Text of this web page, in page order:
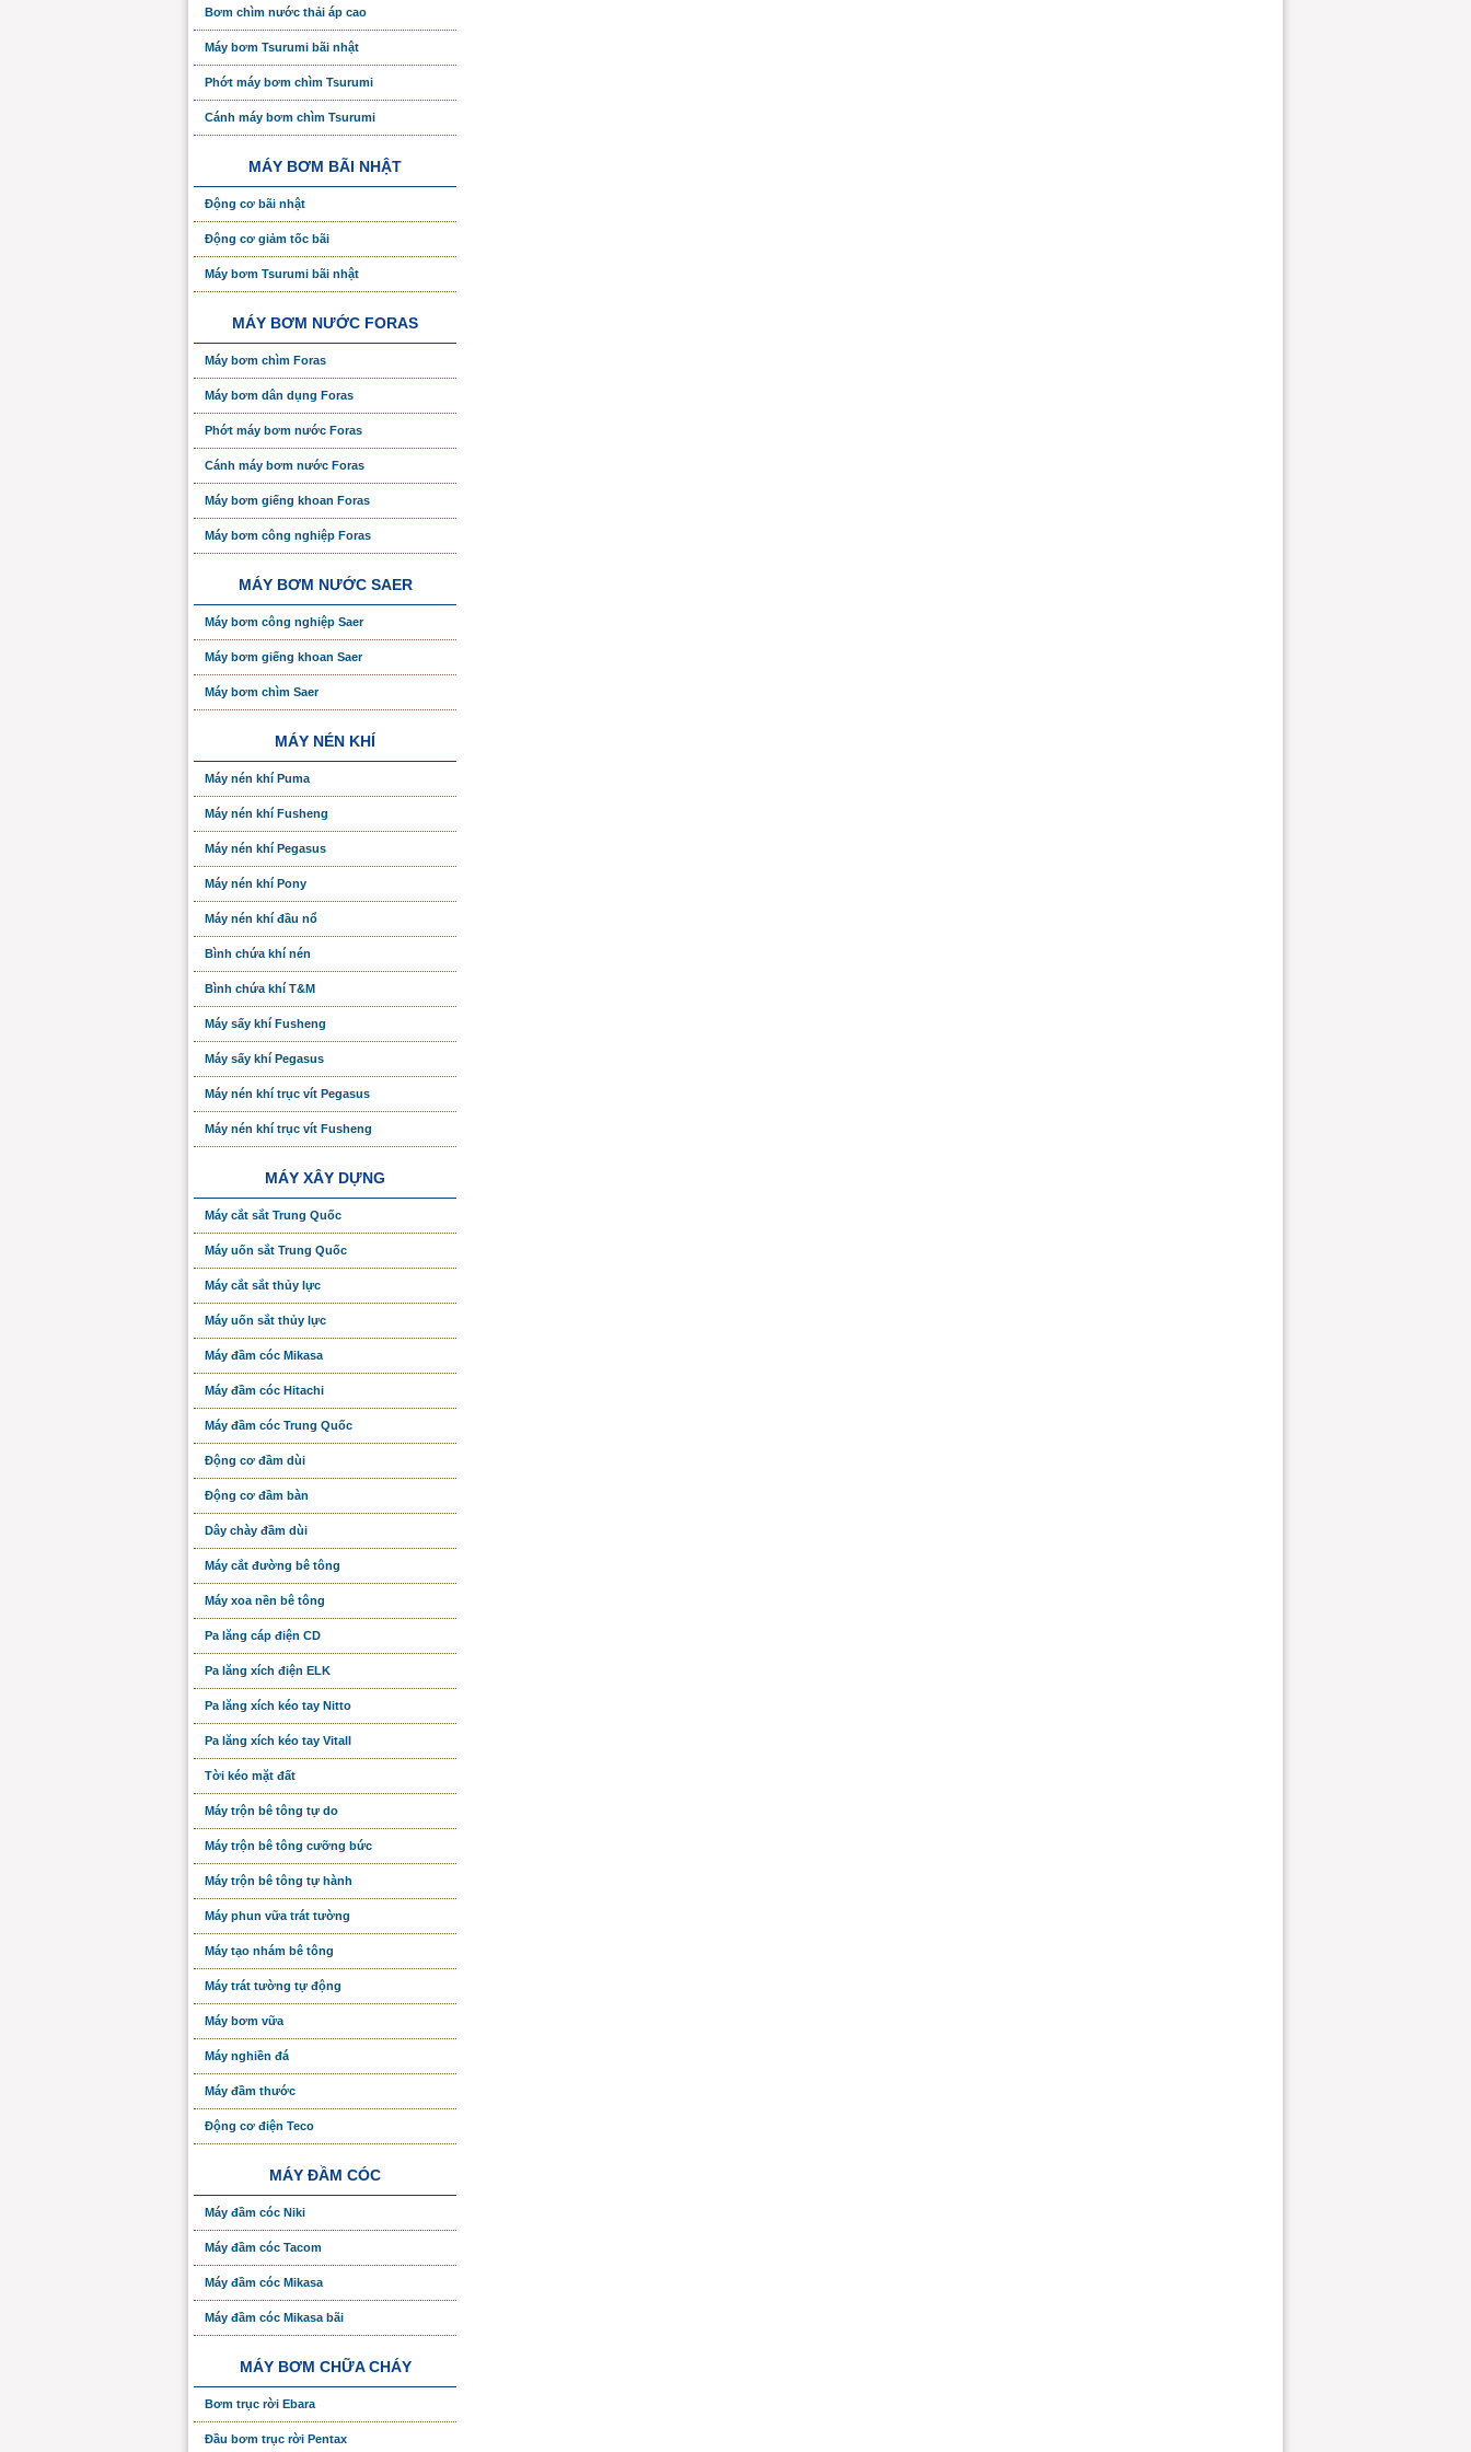
Bơm chìm nước thải áp cao
Máy bơm Tsurumi bãi nhật
Phớt máy bơm chìm Tsurumi
Cánh máy bơm chìm Tsurumi
MÁY BƠM BÃI NHẬT
Động cơ bãi nhật
Động cơ giảm tốc bãi
Máy bơm Tsurumi bãi nhật
MÁY BƠM NƯỚC FORAS
Máy bơm chìm Foras
Máy bơm dân dụng Foras
Phớt máy bơm nước Foras
Cánh máy bơm nước Foras
Máy bơm giếng khoan Foras
Máy bơm công nghiệp Foras
MÁY BƠM NƯỚC SAER
Máy bơm công nghiệp Saer
Máy bơm giếng khoan Saer
Máy bơm chìm Saer
MÁY NÉN KHÍ
Máy nén khí Puma
Máy nén khí Fusheng
Máy nén khí Pegasus
Máy nén khí Pony
Máy nén khí đầu nổ
Bình chứa khí nén
Bình chứa khí T&M
Máy sấy khí Fusheng
Máy sấy khí Pegasus
Máy nén khí trục vít Pegasus
Máy nén khí trục vít Fusheng
MÁY XÂY DỰNG
Máy cắt sắt Trung Quốc
Máy uốn sắt Trung Quốc
Máy cắt sắt thủy lực
Máy uốn sắt thủy lực
Máy đầm cóc Mikasa
Máy đầm cóc Hitachi
Máy đầm cóc Trung Quốc
Động cơ đầm dùi
Động cơ đầm bàn
Dây chày đầm dùi
Máy cắt đường bê tông
Máy xoa nền bê tông
Pa lăng cáp điện CD
Pa lăng xích điện ELK
Pa lăng xích kéo tay Nitto
Pa lăng xích kéo tay Vitall
Tời kéo mặt đất
Máy trộn bê tông tự do
Máy trộn bê tông cưỡng bức
Máy trộn bê tông tự hành
Máy phun vữa trát tường
Máy tạo nhám bê tông
Máy trát tường tự động
Máy bơm vữa
Máy nghiền đá
Máy đầm thước
Động cơ điện Teco
MÁY ĐẦM CÓC
Máy đầm cóc Niki
Máy đầm cóc Tacom
Máy đầm cóc Mikasa
Máy đầm cóc Mikasa bãi
MÁY BƠM CHỮA CHÁY
Bơm trục rời Ebara
Đầu bơm trục rời Pentax